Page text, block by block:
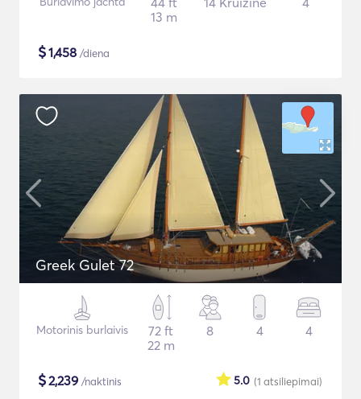
13 m
$1,458 /diena
Greek Gulet 72
Motorinis burlaivis
72 ft
22 m
8 4 4
$2,239 /naktinis (1 atsiliepimai)
5.0